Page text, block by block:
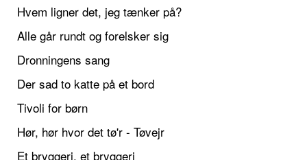
Hvem ligner det, jeg tænker på?
Alle går rundt og forelsker sig
Dronningens sang
Der sad to katte på et bord
Tivoli for børn
Hør, hør hvor det tø'r - Tøvejr
Et bryggeri, et bryggeri